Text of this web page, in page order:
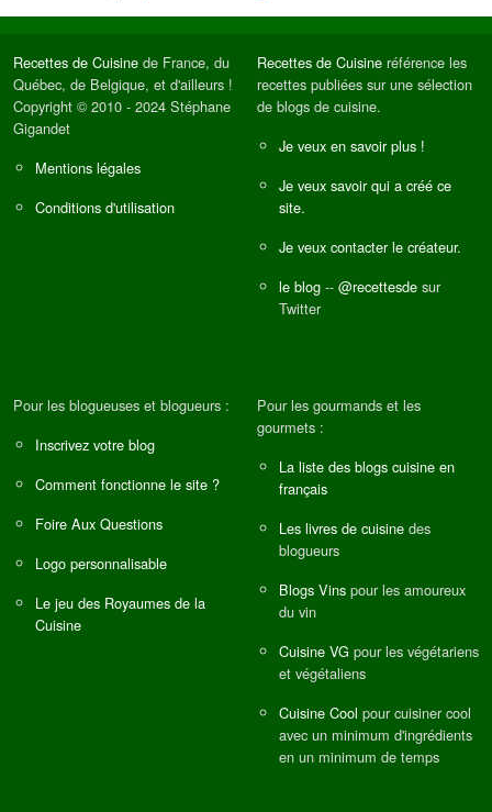
Recettes de Cuisine de France, du
Québec, de Belgique, et d'ailleurs !
Copyright © 2010 - 2024 Stéphane
Gigandet
Mentions légales
Conditions d'utilisation
Recettes de Cuisine référence les
recettes publiées sur une sélection
de blogs de cuisine.
Je veux en savoir plus !
Je veux savoir qui a créé ce
site.
Je veux contacter le créateur.
le blog -- @recettesde sur
Twitter
Pour les blogueuses et blogueurs :
Inscrivez votre blog
Comment fonctionne le site ?
Foire Aux Questions
Logo personnalisable
Le jeu des Royaumes de la
Cuisine
Pour les gourmands et les
gourmets :
La liste des blogs cuisine en
français
Les livres de cuisine des
blogueurs
Blogs Vins pour les amoureux
du vin
Cuisine VG pour les végétariens
et végétaliens
Cuisine Cool pour cuisiner cool
avec un minimum d'ingrédients
en un minimum de temps